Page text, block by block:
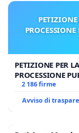
PETIZIONE PER
PROCESSIONE
MILANO
2 186 firme
Avviso di